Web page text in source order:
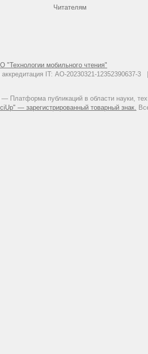
"Технологии мобильного чтения"
аккредитация IT: АО-20230321-
Платформа публикаций в области науки,
— зарегистрированный товарный знак.
Читателям